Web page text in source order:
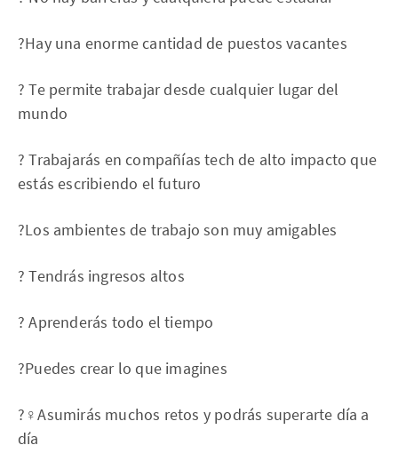
?Hay una enorme cantidad de puestos vacantes
? Te permite trabajar desde cualquier lugar del
mundo
? Trabajarás en compañías tech de alto impacto que
estás escribiendo el futuro
?Los ambientes de trabajo son muy amigables
? Tendrás ingresos altos
? Aprenderás todo el tiempo
?Puedes crear lo que imagines
?‍♀️Asumirás muchos retos y podrás superarte día a
día